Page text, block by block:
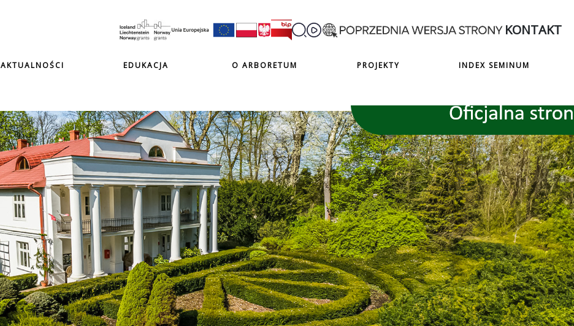
KONTAKT
AKTUALNOŚCI EDUKACJA O ARBORETUM PROJEKTY INDEX SEMINUM